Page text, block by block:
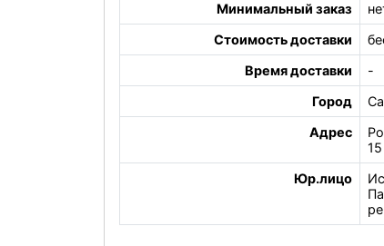
Минимальный заказ
Стоимость доставки
Время доставки
-
Город
Адрес
15
Юр.лицо